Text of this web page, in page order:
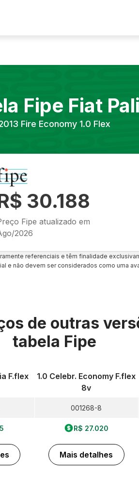
Fipe Fiat
Fire Economy 1.0 Flex
30.188
Fipe atualizado em
2026
referenciais e têm finalidade
e não devem ser considerados como uma
de outras
tabela Fipe
F.flex
1.0 Celebr. Economy F.flex
8v
001268-8
R$ 27.020
Mais detalhes